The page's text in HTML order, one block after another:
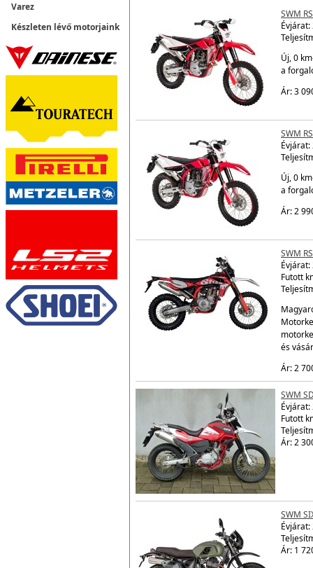
Varez
Készleten lévő motorjaink
SWM
Évjárat:
Új, 0
a
Ár: 3
SWM
Évjárat:
Új, 0
a
Ár: 2
SWM
Évjárat:
Futott
és
Ár: 2
SWM
Évjárat:
Futott
Ár: 2
SWM
Évjárat:
Ár: 1